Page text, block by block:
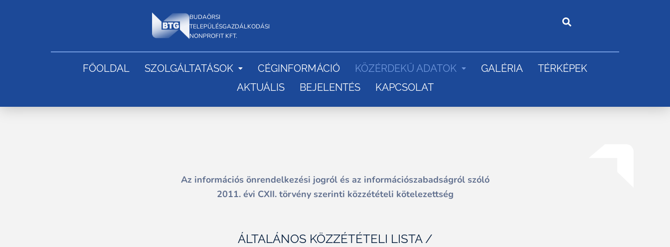
BUDAÖRSI
TELEPÜLÉSGAZDÁLKODÁSI
NONPROFIT KFT.
FŐOLDAL SZOLGÁLTATÁSOK CÉGINFORMÁCIÓ KÖZÉRDEKŰ ADATOK GALÉRIA
TÉRKÉPEK
AKTUÁLIS
BEJELENTÉS KAPCSOLAT
Az információs önrendelkezési jogról és az információszabadságról szóló
2011. évi CXII. törvény szerinti közzétételi kötelezettség
ÁLTALÁNOS KÖZZÉTÉTELI LISTA /